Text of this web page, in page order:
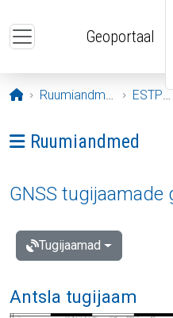
Geoportaal
Avaleht
Ruumiandmed ESTPOS
Ava menüü:
Ruumiandmed
GNSS tugijaamade
Tugijaamad
Antsla tugijaam